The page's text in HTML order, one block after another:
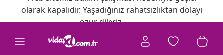
olarak kapalıdır. Yaşadığınız rahatsızlıktan dolayı
özür dileriz.